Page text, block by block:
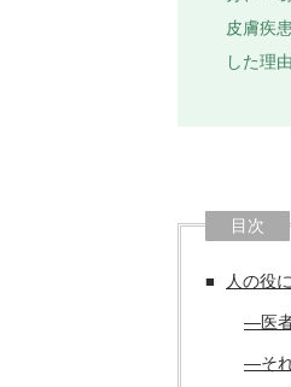
皮膚疾
した理
目次
人の役
―医者
―それ